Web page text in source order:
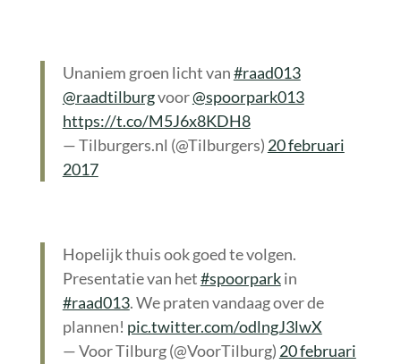
Unaniem groen licht van#raad013
@raadtilburgvoor@spoorpark013
https://t.co/M5J6x8KDH8
— Tilburgers.nl (@Tilburgers) 20 februari
2017
Hopelijk thuis ook goed te volgen.
Presentatie van het#spoorparkin
#raad013. We praten vandaag over de
plannen! pic.twitter.com/odlngJ3lwX
— Voor Tilburg (@VoorTilburg) 20 februari